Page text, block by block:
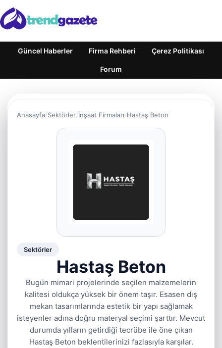
Güncel Haberler Firma Rehberi Çerez Politikası
Forum
Anasayfa Sektörler İnşaat Firmaları Hastaş Beton
Sektörler
Hastaş Beton
Bugün mimari projelerinde seçilen malzemelerin
kalitesi oldukça yüksek bir önem taşır. Esasen dış
mekan tasarımlarında estetik bir yapı sağlamak
isteyenler adına doğru materyal seçimi şarttır. Mevcut
durumda yılların getirdiği tecrübe ile öne çıkan
Hastaş Beton beklentilerinizi fazlasıyla karşılar.